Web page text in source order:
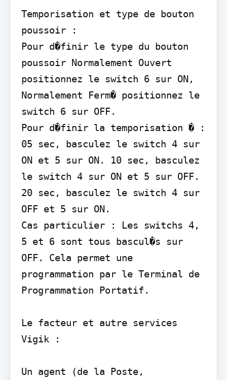
Temporisation et type de bouton
poussoir :
Pour d�finir le type du bouton
poussoir Normalement Ouvert
positionnez le switch 6 sur ON,
Normalement Ferm� positionnez le
switch 6 sur OFF.
Pour d�finir la temporisation � :
05 sec, basculez le switch 4 sur
ON et 5 sur ON. 10 sec, basculez
le switch 4 sur ON et 5 sur OFF.
20 sec, basculez le switch 4 sur
OFF et 5 sur ON.
Cas particulier : Les switchs 4,
5 et 6 sont tous bascul�s sur
OFF. Cela permet une
programmation par le Terminal de
Programmation Portatif.
Le facteur et autre services
Vigik :
Un agent (de la Poste,